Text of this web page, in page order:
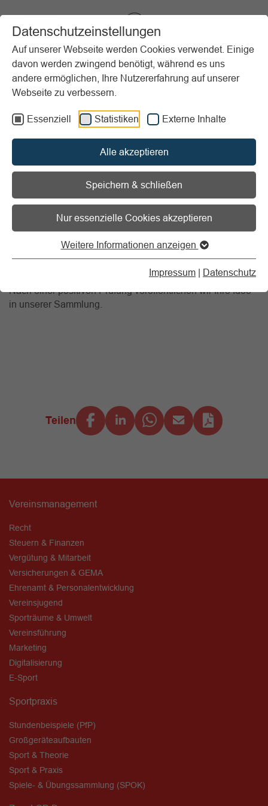
Datenschutzeinstellungen
Auf unserer Webseite werden Cookies verwendet. Einige
davon werden zwingend benötigt, während es uns
andere ermöglichen, Ihre Nutzererfahrung auf unserer
Webseite zu verbessern.
Essenziell Statistiken Externe Inhalte
Alle akzeptieren
Speichern & schließen
Nur essenzielle Cookies akzeptieren
Weitere Informationen anzeigen
Impressum | Datenschutz
Großgeräteaufbauten
Eigenen Aufbau einreichen
Vorlesen
Informationen zum Readspeaker öffnen
Großgeräteaufbau einreichen
Sie haben einen eigenen Großgeräteaufbau, welchen Sie
gerne in unserer Sammlung sehen möchten? Wir freuen
uns über Ihre Ideen!
Senden Sie uns eine Kurzbeschreibung und (wenn
möglich) einer Zeichnung/ Bild des Aufbaus und per E-
Nach einer positiven Prüfung veröffentlichen wir Ihre Idee
in unserer Sammlung.
Teilen
Vereinsmanagement
Recht
Steuern & Finanzen
Vergütung & Mitarbeit
Versicherungen & GEMA
Ehrenamt & Personalentwicklung
Vereinsjugend
Sporträume & Umwelt
Vereinsführung
Marketing
Digitalisierung
E-Sport
Sportpraxis
Stundenbeispiele (PfP)
Großgeräteaufbauten
Sport & Theorie
Sport & Praxis
Spiele- & Übungssammlung (SPOK)